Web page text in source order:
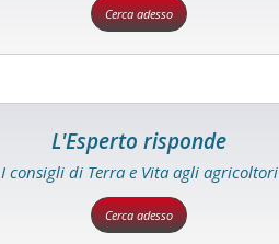
Cerca adesso
L'Esperto risponde
I consigli di Terra e Vita agli agricoltori
Cerca adesso